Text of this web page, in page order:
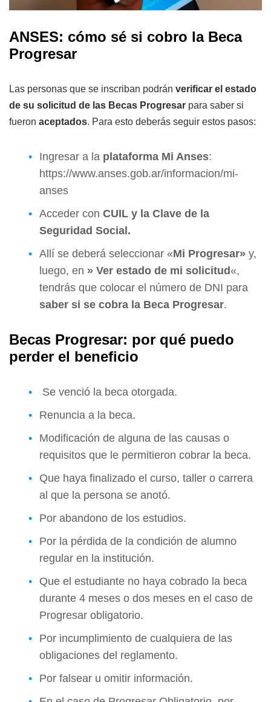
ANSES: cómo sé si cobro la Beca
Progresar
Las personas que se inscriban podrán verificar el estado
de su solicitud de las Becas Progresar para saber si
fueron aceptados. Para esto deberás seguir estos pasos:
Ingresar a la plataforma Mi Anses:
https://www.anses.gob.ar/informacion/mi-
anses
Acceder con CUIL y la Clave de la
Seguridad Social.
Allí se deberá seleccionar «Mi Progresar» y,
luego, en » Ver estado de mi solicitud«,
tendrás que colocar el número de DNI para
saber si se cobra la Beca Progresar.
Becas Progresar: por qué puedo
perder el beneficio
Se venció la beca otorgada.
Renuncia a la beca.
Modificación de alguna de las causas o
requisitos que le permitieron cobrar la beca.
Que haya finalizado el curso, taller o carrera
al que la persona se anotó.
Por abandono de los estudios.
Por la pérdida de la condición de alumno
regular en la institución.
Que el estudiante no haya cobrado la beca
durante 4 meses o dos meses en el caso de
Progresar obligatorio.
Por incumplimiento de cualquiera de las
obligaciones del reglamento.
Por falsear u omitir información.